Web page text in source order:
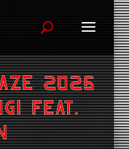
2025
feat.